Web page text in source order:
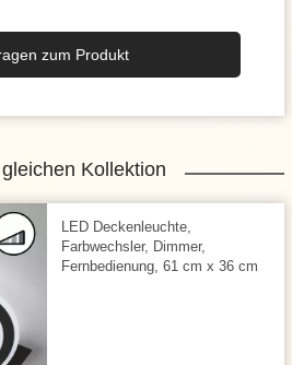
zum Produkt
Kollektion
LED Deckenleuchte,
Farbwechsler, Dimmer,
Fernbedienung, 61 cm x 36 cm